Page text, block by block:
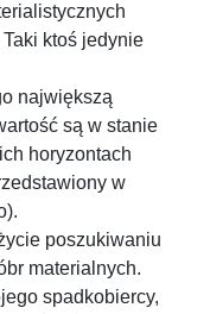
ktoś jedynie
największą
są w stanie
horyzontach
w
poszukiwaniu
materialnych.
spadkobiercy,